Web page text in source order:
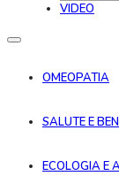
VIDEO
OMEOPATIA
SALUTE E
ECOLOGIA E